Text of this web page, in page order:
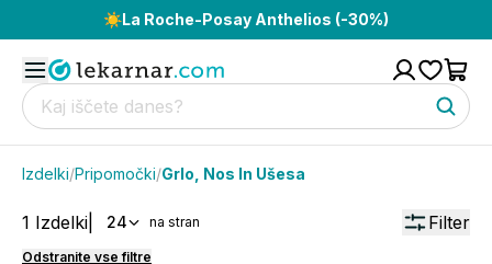
☀️La Roche-Posay Anthelios (-30%)
Izdelki/Pripomočki/Grlo, Nos In Ušesa
1 Izdelki 24 na stran Filter
Odstranite vse filtre